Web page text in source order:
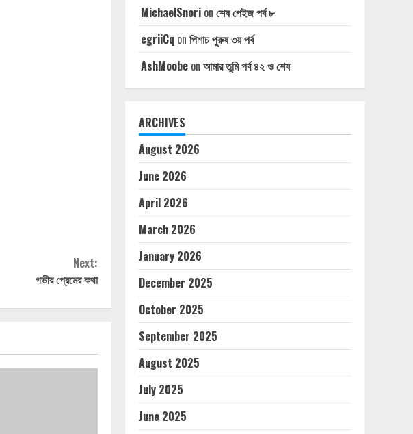
Next:
গভীর প্রেমের কথা
MichaelSnorion শেষ পেইজ পর্ব ৮
egriiCqon পিশাচ পুরুষ ৩য় পর্ব
AshMoobeon আমার তুমি পর্ব ৪২ ও শেষ
ARCHIVES
August 2026
June 2026
April 2026
March 2026
January 2026
December 2025
October 2025
September 2025
August 2025
July 2025
June 2025